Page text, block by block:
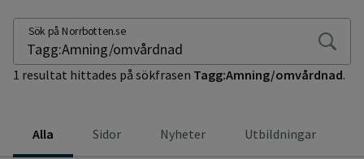
Sök på Norrbotten.se
1 resultat hittades på sökfrasen Tagg:Amning/omvårdnad.
Alla Sidor Nyheter Utbildningar